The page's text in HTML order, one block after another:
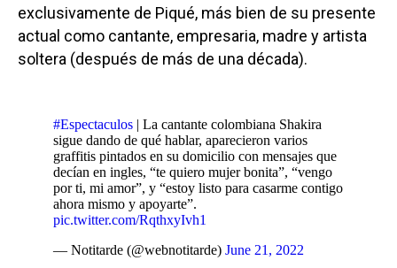
exclusivamente de Piqué, más bien de su presente
actual como cantante, empresaria, madre y artista
soltera (después de más de una década).
#Espectaculos | La cantante colombiana Shakira
sigue dando de qué hablar, aparecieron varios
graffitis pintados en su domicilio con mensajes que
decían en ingles, “te quiero mujer bonita”, “vengo
por ti, mi amor”, y “estoy listo para casarme contigo
ahora mismo y apoyarte”.
pic.twitter.com/RqthxyIvh1
— Notitarde (@webnotitarde) June 21, 2022